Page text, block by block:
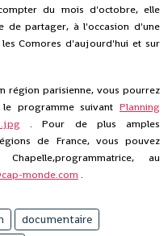
du mois d'octobre, elle
de partager, à l'occasion d'une
Comores d'aujourd'hui et sur
région parisienne, vous pourrez
programme suivant Planning
. Pour de plus amples
de France, vous pouvez
programmatrice, au
monde.com .
documentaire